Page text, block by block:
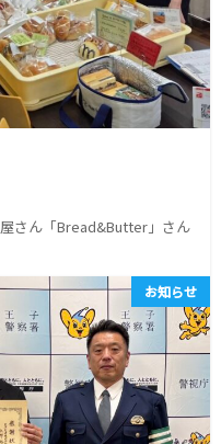
さん「Bread&Butter」さん
お知らせ